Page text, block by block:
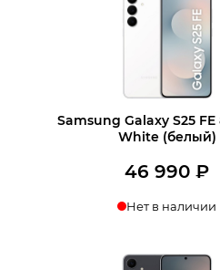
Samsung Galaxy S25 FE
White (белый)
46 990₽
Нет в наличии
Узнать о